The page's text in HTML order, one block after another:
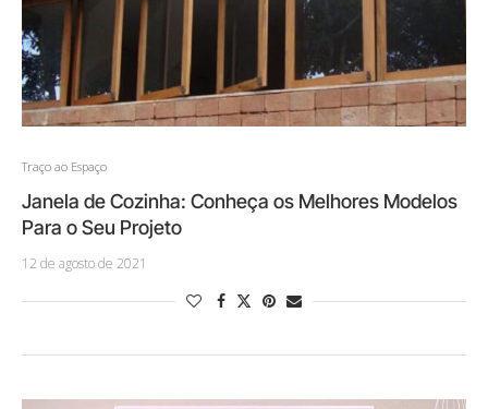
Traço ao Espaço
Janela de Cozinha: Conheça os Melhores Modelos
Para o Seu Projeto
12 de agosto de 2021